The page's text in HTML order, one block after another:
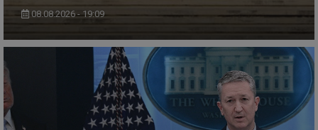
08.08.2026 - 19:09
ASP.NET_SessionId
Microsoft Corporation